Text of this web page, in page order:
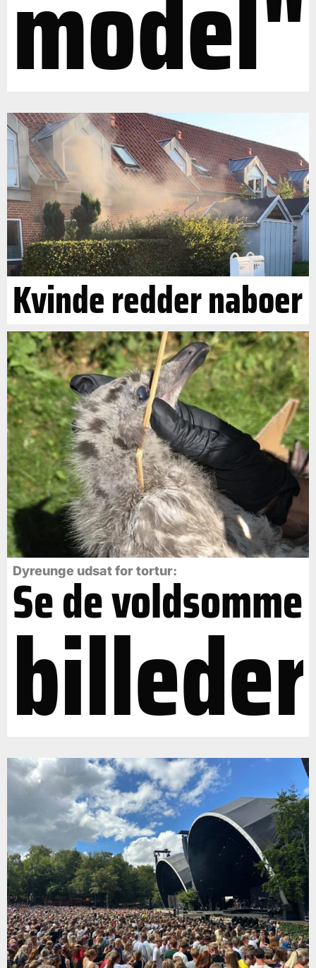
Kvinde redder naboer
Dyreunge udsat for tortur:
Se de voldsomme
billeder